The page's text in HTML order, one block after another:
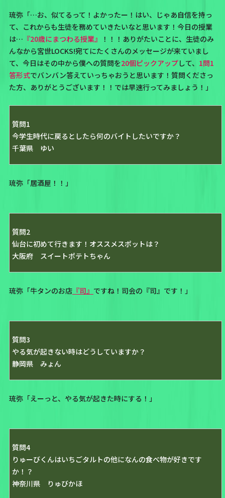
琉弥「…お、似てるって！よかったー！はい、じゃあ自信を持っ
て、これからも生徒を務めていきたいなと思います！今日の授業
は… 『20歳にまつわる授業』
！！！ありがたいことに、生徒のみ
んなから宮世LOCKS!宛てにたくさんのメッセージが来ていまし
て、今日はその中から僕への質問を20個ピックアップして、 1問1
答形式でバンバン答えていっちゃおうと思います！質問くださっ
た方、ありがとうございます！！では早速行ってみましょう！」
質問1
今学生時代に戻るとしたら何のバイトしたいですか？
千葉県 ゆい
琉弥「居酒屋！！」
質問2
仙台に初めて行きます！オススメスポットは？
大阪府 スイートポテトちゃん
琉弥「牛タンのお店『司』 ですね！司会の『司』です！」
質問3
やる気が起きない時はどうしていますか？
静岡県 みょん
琉弥「えーっと、やる気が起きた時にする！」
質問4
りゅーびくんはいちごタルトの他になんの食べ物が好きです
か！？
神奈川県 りゅびかほ